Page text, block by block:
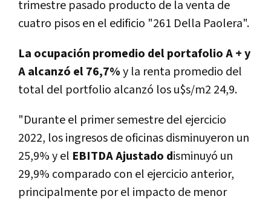
trimestre pasado producto de la venta de
cuatro pisos en el edificio "261 Della Paolera".
La ocupación promedio del portafolio A + y
A alcanzó el 76,7%y la renta promedio del
total del portfolio alcanzó los u$s/m2 24,9.
"Durante el primer semestre del ejercicio
2022, los ingresos de oficinas disminuyeron un
25,9% y el EBITDA Ajustado disminuyó un
29,9% comparado con el ejercicio anterior,
principalmente por el impacto de menor